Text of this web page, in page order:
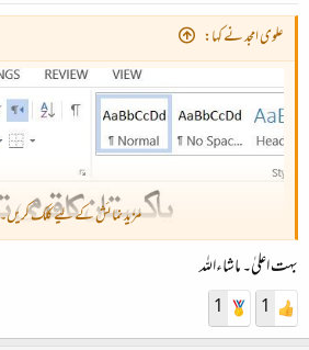
علوی امجد نے کہا:
مزید نمائش کے لیے کلک
بہت اعلیٰ۔ ماشاءاللہ
1
1